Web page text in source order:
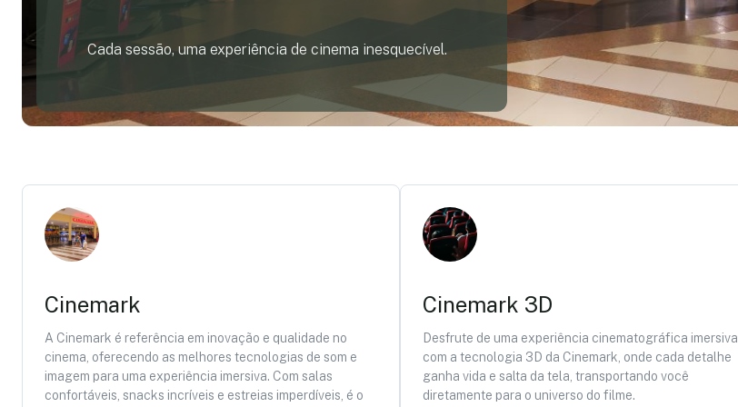
Cada sessão, uma experiência de cinema inesquecível.
Cinemark
A Cinemark é referência em inovação e qualidade no
cinema, oferecendo as melhores tecnologias de som e
imagem para uma experiência imersiva. Com salas
confortáveis, snacks incríveis e estreias imperdíveis, é o
Cinemark 3D
Desfrute de uma experiência cinematográfica imersiva
com a tecnologia 3D da Cinemark, onde cada detalhe
ganha vida e salta da tela, transportando você
diretamente para o universo do filme.